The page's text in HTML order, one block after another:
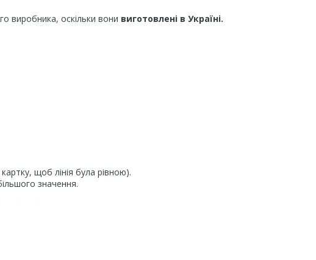
виробника, оскільки вони виготовлені в Україні.
щоб лінія була рівною).
значення.